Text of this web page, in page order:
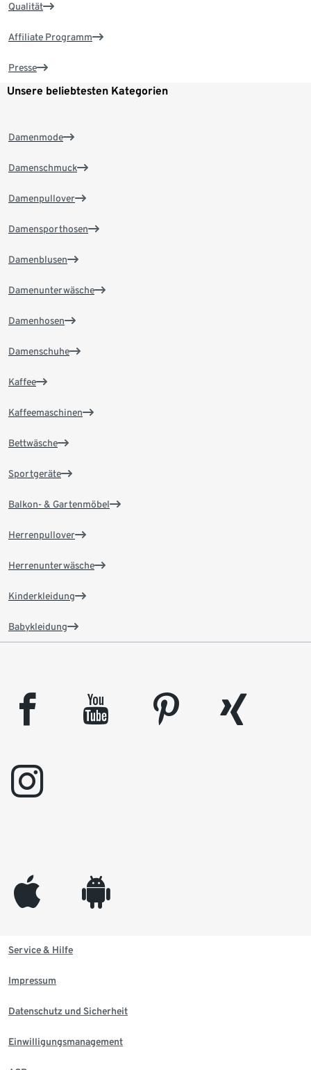
Qualität
Affiliate Programm
Presse
Unsere beliebtesten Kategorien
Damenmode
Damenschmuck
Damenpullover
Damensporthosen
Damenblusen
Damenunterwäsche
Damenhosen
Damenschuhe
Kaffee
Kaffeemaschinen
Bettwäsche
Sportgeräte
Balkon- & Gartenmöbel
Herrenpullover
Herrenunterwäsche
Kinderkleidung
Babykleidung
facebook youtube pinterest
xing
instagram
appleinc android
Service & Hilfe
Impressum
Datenschutz und Sicherheit
Einwilligungsmanagement